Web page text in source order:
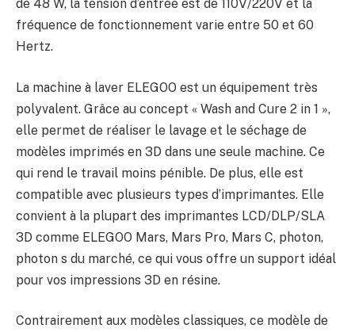
de 48 W, la tension d’entrée est de 110V/220V et la
fréquence de fonctionnement varie entre 50 et 60
Hertz.
La machine à laver ELEGOO est un équipement très
polyvalent. Grâce au concept « Wash and Cure 2 in 1 »,
elle permet de réaliser le lavage et le séchage de
modèles imprimés en 3D dans une seule machine. Ce
qui rend le travail moins pénible. De plus, elle est
compatible avec plusieurs types d’imprimantes. Elle
convient à la plupart des imprimantes LCD/DLP/SLA
3D comme ELEGOO Mars, Mars Pro, Mars C, photon,
photon s du marché, ce qui vous offre un support idéal
pour vos impressions 3D en résine.
Contrairement aux modèles classiques, ce modèle de